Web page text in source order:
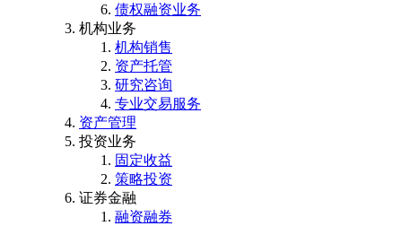
债权融资业务
机构业务
机构销售
资产托管
研究咨询
专业交易服务
资产管理
投资业务
固定收益
策略投资
证券金融
融资融券